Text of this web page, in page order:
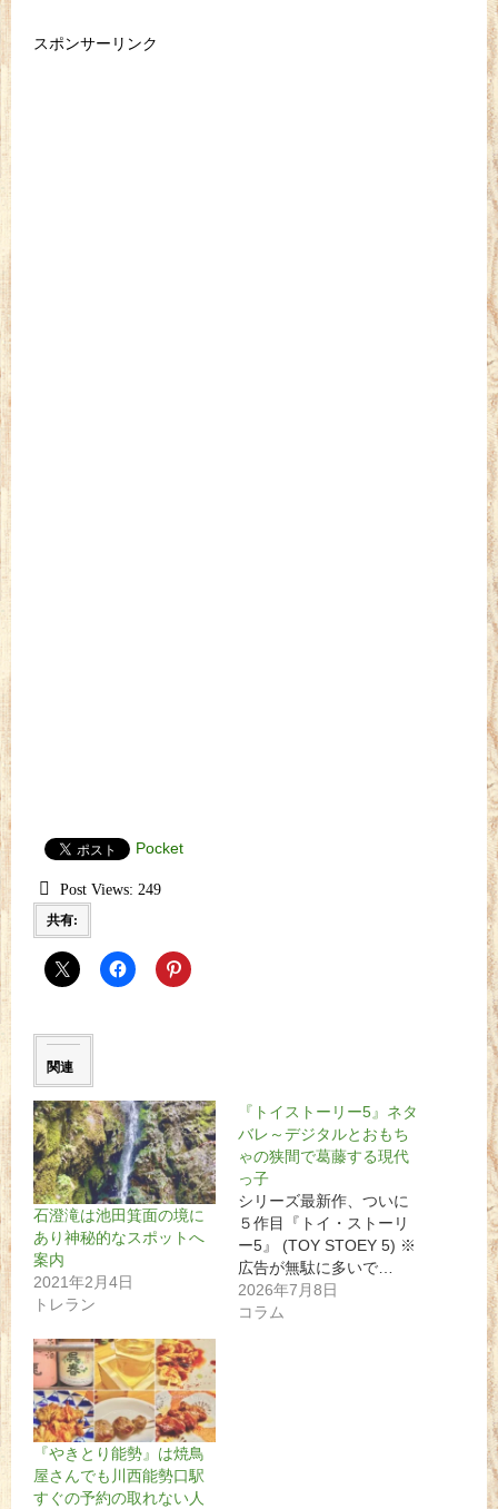
スポンサーリンク
Pocket
Post Views: 249
共有:
関連
石澄滝は池田箕面の境に
あり神秘的なスポットへ
案内
2021年2月4日
トレラン
『トイストーリー5』ネタ
バレ～デジタルとおもち
ゃの狭間で葛藤する現代
っ子
シリーズ最新作、ついに
５作目『トイ・ストーリ
ー5』 (TOY STOEY 5) ※
広告が無駄に多いで…
2026年7月8日
コラム
『やきとり能勢』は焼鳥
屋さんでも川西能勢口駅
すぐの予約の取れない人